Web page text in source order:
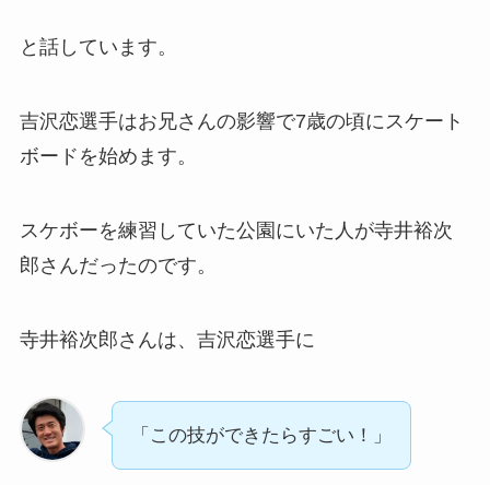
と話しています。
吉沢恋選手はお兄さんの影響で7歳の頃にスケート
ボードを始めます。
スケボーを練習していた公園にいた人が寺井裕次
郎さんだったのです。
寺井裕次郎さんは、吉沢恋選手に
「この技ができたらすごい！」